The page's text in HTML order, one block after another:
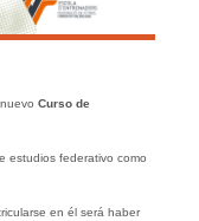
Curso de
estudios federativo como
en él será haber